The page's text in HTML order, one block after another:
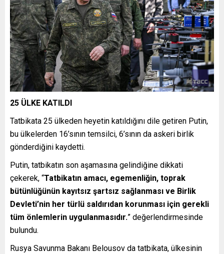
25 ÜLKE KATILDI
Tatbikata 25 ülkeden heyetin katıldığını dile getiren Putin,
bu ülkelerden 16’sının temsilci, 6’sının da askeri birlik
gönderdiğini kaydetti.
Putin, tatbikatın son aşamasına gelindiğine dikkati
çekerek, “Tatbikatın amacı, egemenliğin, toprak
bütünlüğünün kayıtsız şartsız sağlanması ve Birlik
Devleti’nin her türlü saldırıdan korunması için gerekli
tüm önlemlerin uygulanmasıdır.” değerlendirmesinde
bulundu.
Rusya Savunma Bakanı Belousov da tatbikata, ülkesinin